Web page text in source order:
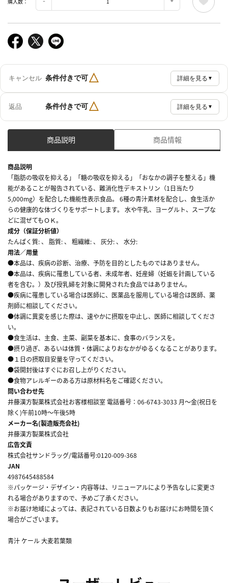
キャンセル 条件付きで可△ 詳細を見る ▼
返品 条件付きで可△ 詳細を見る ▼
商品説明 商品情報
商品説明
「脂肪の吸収を抑える」「糖の吸収を抑える」「おなかの調子を整える」機
能があることが報告されている、難消化性デキストリン（1日当たり
5,000mg）を配合した機能性表示食品。 6種の青汁素材を配合し、食生活か
らの健康的な体づくりをサポートします。 水や牛乳、ヨーグルト、スープな
どに混ぜてもＯＫ。
成分（保証分析値）
たんぱく質: 、 脂質: 、 粗繊維: 、 灰分: 、 水分:
用法／用量
●本品は、疾病の診断、治療、予防を目的としたものではありません。
●本品は、疾病に罹患している者、未成年者、妊産婦（妊娠を計画している
者を含む。）及び授乳婦を対象に開発された食品ではありません。
●疾病に罹患している場合は医師に、医薬品を服用している場合は医師、薬
剤師に相談してください。
●体調に異変を感じた際は、速やかに摂取を中止し、医師に相談してくださ
い。
●食生活は、主食、主菜、副菜を基本に、食事のバランスを。
●摂り過ぎ、あるいは体質・体調によりおなかがゆるくなることがあります。
●１日の摂取目安量を守ってください。
●袋開封後はすぐにお召し上がりください。
●食物アレルギーのある方は原材料名をご確認ください。
問い合わせ先
井藤漢方製薬株式会社お客様相談室 電話番号：06-6743-3033 月～金(祝日を
除く)午前10時～午後5時
メーカー名(製造販売会社)
井藤漢方製薬株式会社
広告文責
株式会社サンドラッグ/電話番号:0120-009-368
JAN
4987645488584
※パッケージ・デザイン・内容等は、リニューアルにより予告なしに変更さ
れる場合がありますので、予めご了承ください。
※お届け地域によっては、表記されている日数よりもお届けにお時間を頂く
場合がございます。
青汁 ケール 大麦若葉類